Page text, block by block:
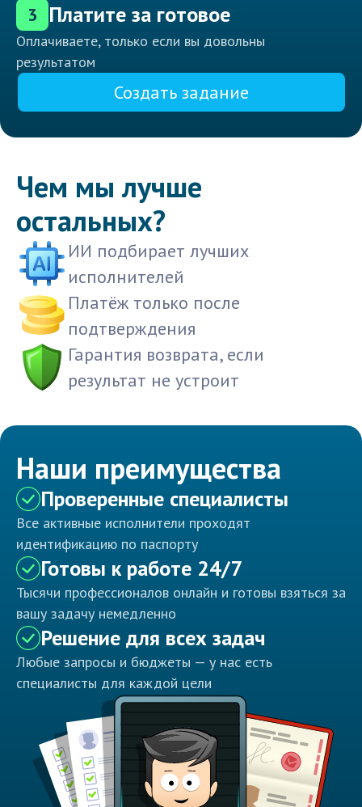
3 Платите за готовое
Оплачиваете, только если вы довольны
результатом
Создать задание
Чем мы лучше
остальных?
ИИ подбирает лучших
исполнителей
Платёж только после
подтверждения
Гарантия возврата, если
результат не устроит
Наши преимущества
Проверенные специалисты
Все активные исполнители проходят
идентификацию по паспорту
Готовы к работе 24/7
Тысячи профессионалов онлайн и готовы взяться за
вашу задачу немедленно
Решение для всех задач
Любые запросы и бюджеты — у нас есть
специалисты для каждой цели